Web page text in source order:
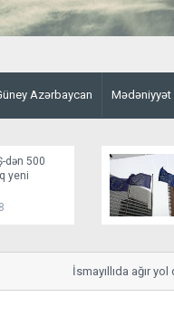
Azərbaycan Mədəniyyət
dən 500
yeni
İsmayıllıda ağır yol